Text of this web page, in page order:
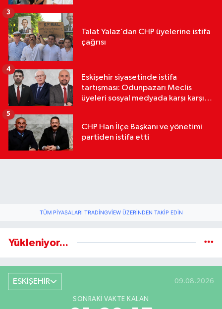
Talat Yalaz’dan CHP üyelerine istifa
çağrısı
3
Eskişehir siyasetinde istifa
tartışması: Odunpazarı Meclis
üyeleri sosyal medyada karşı karşıya
4
CHP Han İlçe Başkanı ve yönetimi
partiden istifa etti
5
TÜM PIYASALARI TRADINGVIEW ÜZERINDEN TAKIP EDIN
Yükleniyor...
ESKİŞEHİR 09.08.2026
SONRAKI VAKTE KALAN